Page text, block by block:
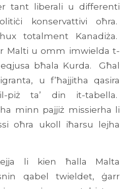
tant liberali u differenti
konservattivi oħra.
totalment Kanadiża.
Malti u omm imwielda t-
bħala Kurda. Għal
u f’ħajjitha qasira
piż ta’ din it-tabella.
minn pajjiż missierha li
oħra ukoll iħarsu lejha
li kien ħalla Malta
qabel twieldet, ġarr